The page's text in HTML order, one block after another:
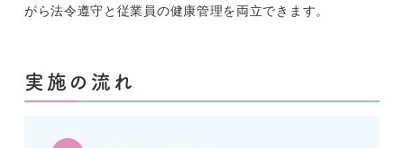
がら法令遵守と従業員の健康管理を両立できます。
実施の流れ